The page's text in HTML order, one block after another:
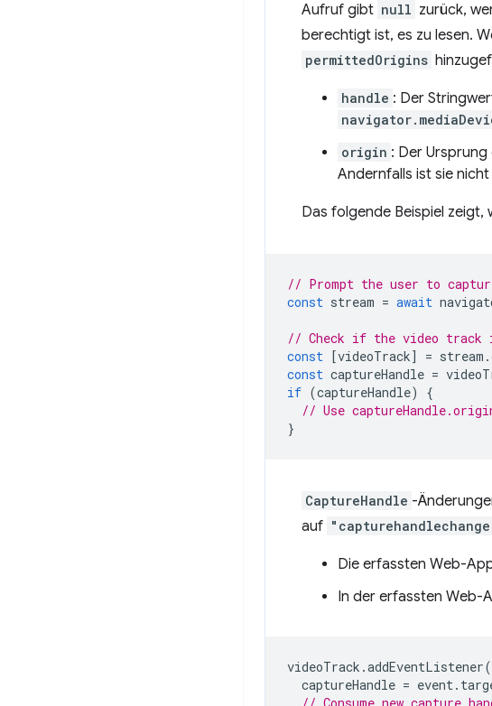
Aufruf gibt null zurück,
berechtigt ist, es zu lesen.
permittedOrigins
handle : Der
origin : Der
Andernfalls ist sie
Das folgende Beispiel zeigt,
// Prompt the user to
const stream = await
// Check if the video track
const
[videoTrack] = stream .
const captureHandle =
if (captureHandle)
{
// Use
}
CaptureHandle -
auf
Die erfassten Web-
In der erfassten Web-
videoTrack .addEventListener(
captureHandle = event.